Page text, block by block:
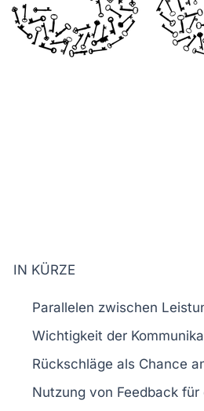
IN KÜRZE
Parallelen zwischen
Wichtigkeit der
Rückschläge als Chance
Nutzung von Feedback für